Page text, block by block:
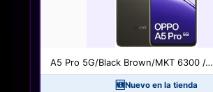
A5 Pro 5G/Black Brown/MKT 6300 /…
🆕Nuevo en la tienda